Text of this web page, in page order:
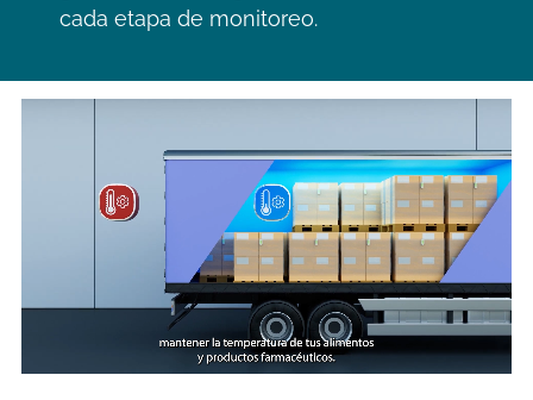
cada etapa de monitoreo.